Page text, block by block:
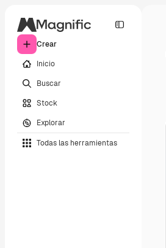
Crear
Inicio
Buscar
Stock
Explorar
Todas las herramientas